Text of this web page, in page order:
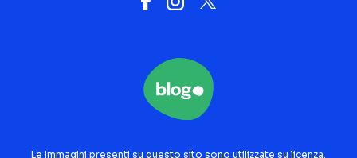
Le immagini presenti su questo sito sono utilizzate su licenza.